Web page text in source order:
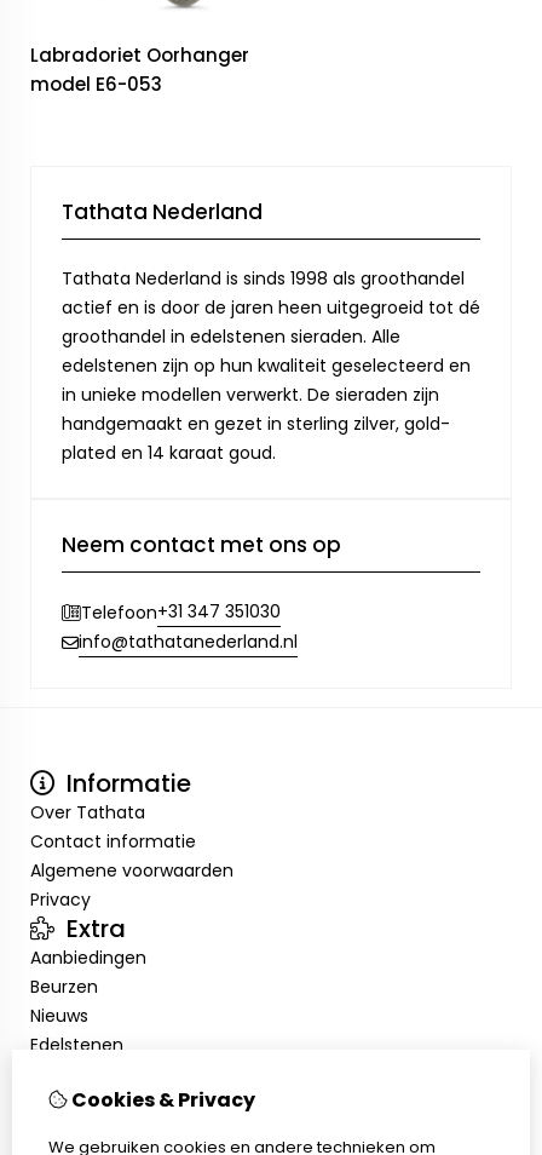
Labradoriet Oorhanger
model E6-053
Tathata Nederland
Tathata Nederland is sinds 1998 als groothandel
actief en is door de jaren heen uitgegroeid tot dé
groothandel in edelstenen sieraden. Alle
edelstenen zijn op hun kwaliteit geselecteerd en
in unieke modellen verwerkt. De sieraden zijn
handgemaakt en gezet in sterling zilver, gold-
plated en 14 karaat goud.
Neem contact met ons op
Telefoon+31 347 351030
info@tathatanederland.nl
Informatie
Over Tathata
Contact informatie
Algemene voorwaarden
Privacy
Extra
Aanbiedingen
Beurzen
Nieuws
Edelstenen
Mijn account
Cookies & Privacy
We gebruiken cookies en andere technieken om